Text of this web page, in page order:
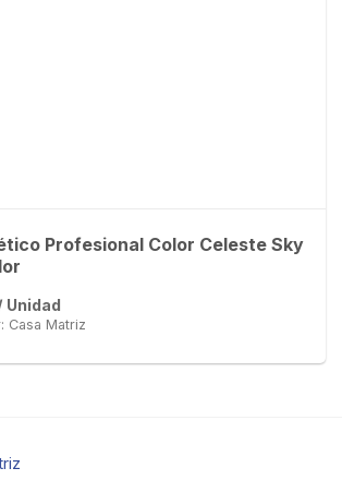
Profesional Color Celeste Sky
Unidad
Casa Matriz